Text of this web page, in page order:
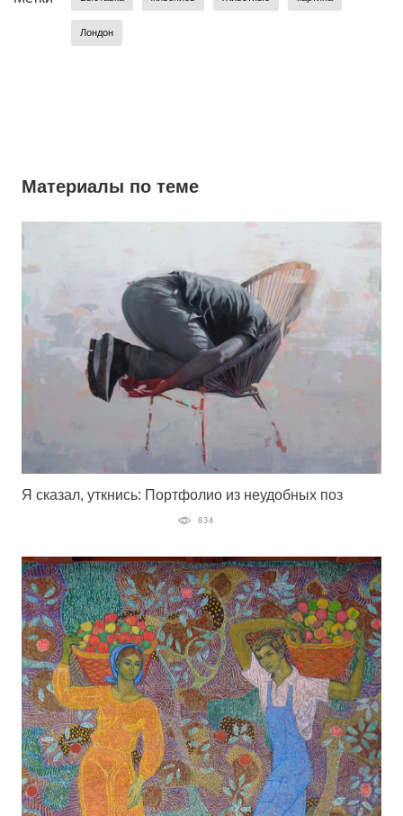
Лондон
Материалы по теме
Я сказал, уткнись: Портфолио из неудобных поз
834